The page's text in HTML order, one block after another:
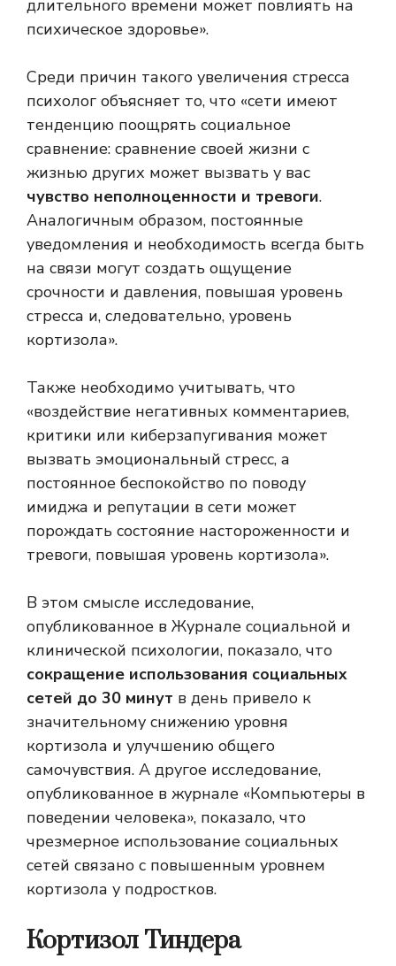
длительного времени может повлиять на
психическое здоровье».
Среди причин такого увеличения стресса
психолог объясняет то, что «сети имеют
тенденцию поощрять социальное
сравнение: сравнение своей жизни с
жизнью других может вызвать у вас
чувство неполноценности и тревоги.
Аналогичным образом, постоянные
уведомления и необходимость всегда быть
на связи могут создать ощущение
срочности и давления, повышая уровень
стресса и, следовательно, уровень
кортизола».
Также необходимо учитывать, что
«воздействие негативных комментариев,
критики или киберзапугивания может
вызвать эмоциональный стресс, а
постоянное беспокойство по поводу
имиджа и репутации в сети может
порождать состояние настороженности и
тревоги, повышая уровень кортизола».
В этом смысле исследование,
опубликованное в Журнале социальной и
клинической психологии, показало, что
сокращение использования социальных
сетей до 30 минут в день привело к
значительному снижению уровня
кортизола и улучшению общего
самочувствия. А другое исследование,
опубликованное в журнале «Компьютеры в
поведении человека», показало, что
чрезмерное использование социальных
сетей связано с повышенным уровнем
кортизола у подростков.
Кортизол Тиндера